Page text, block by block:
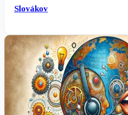
Slovákov